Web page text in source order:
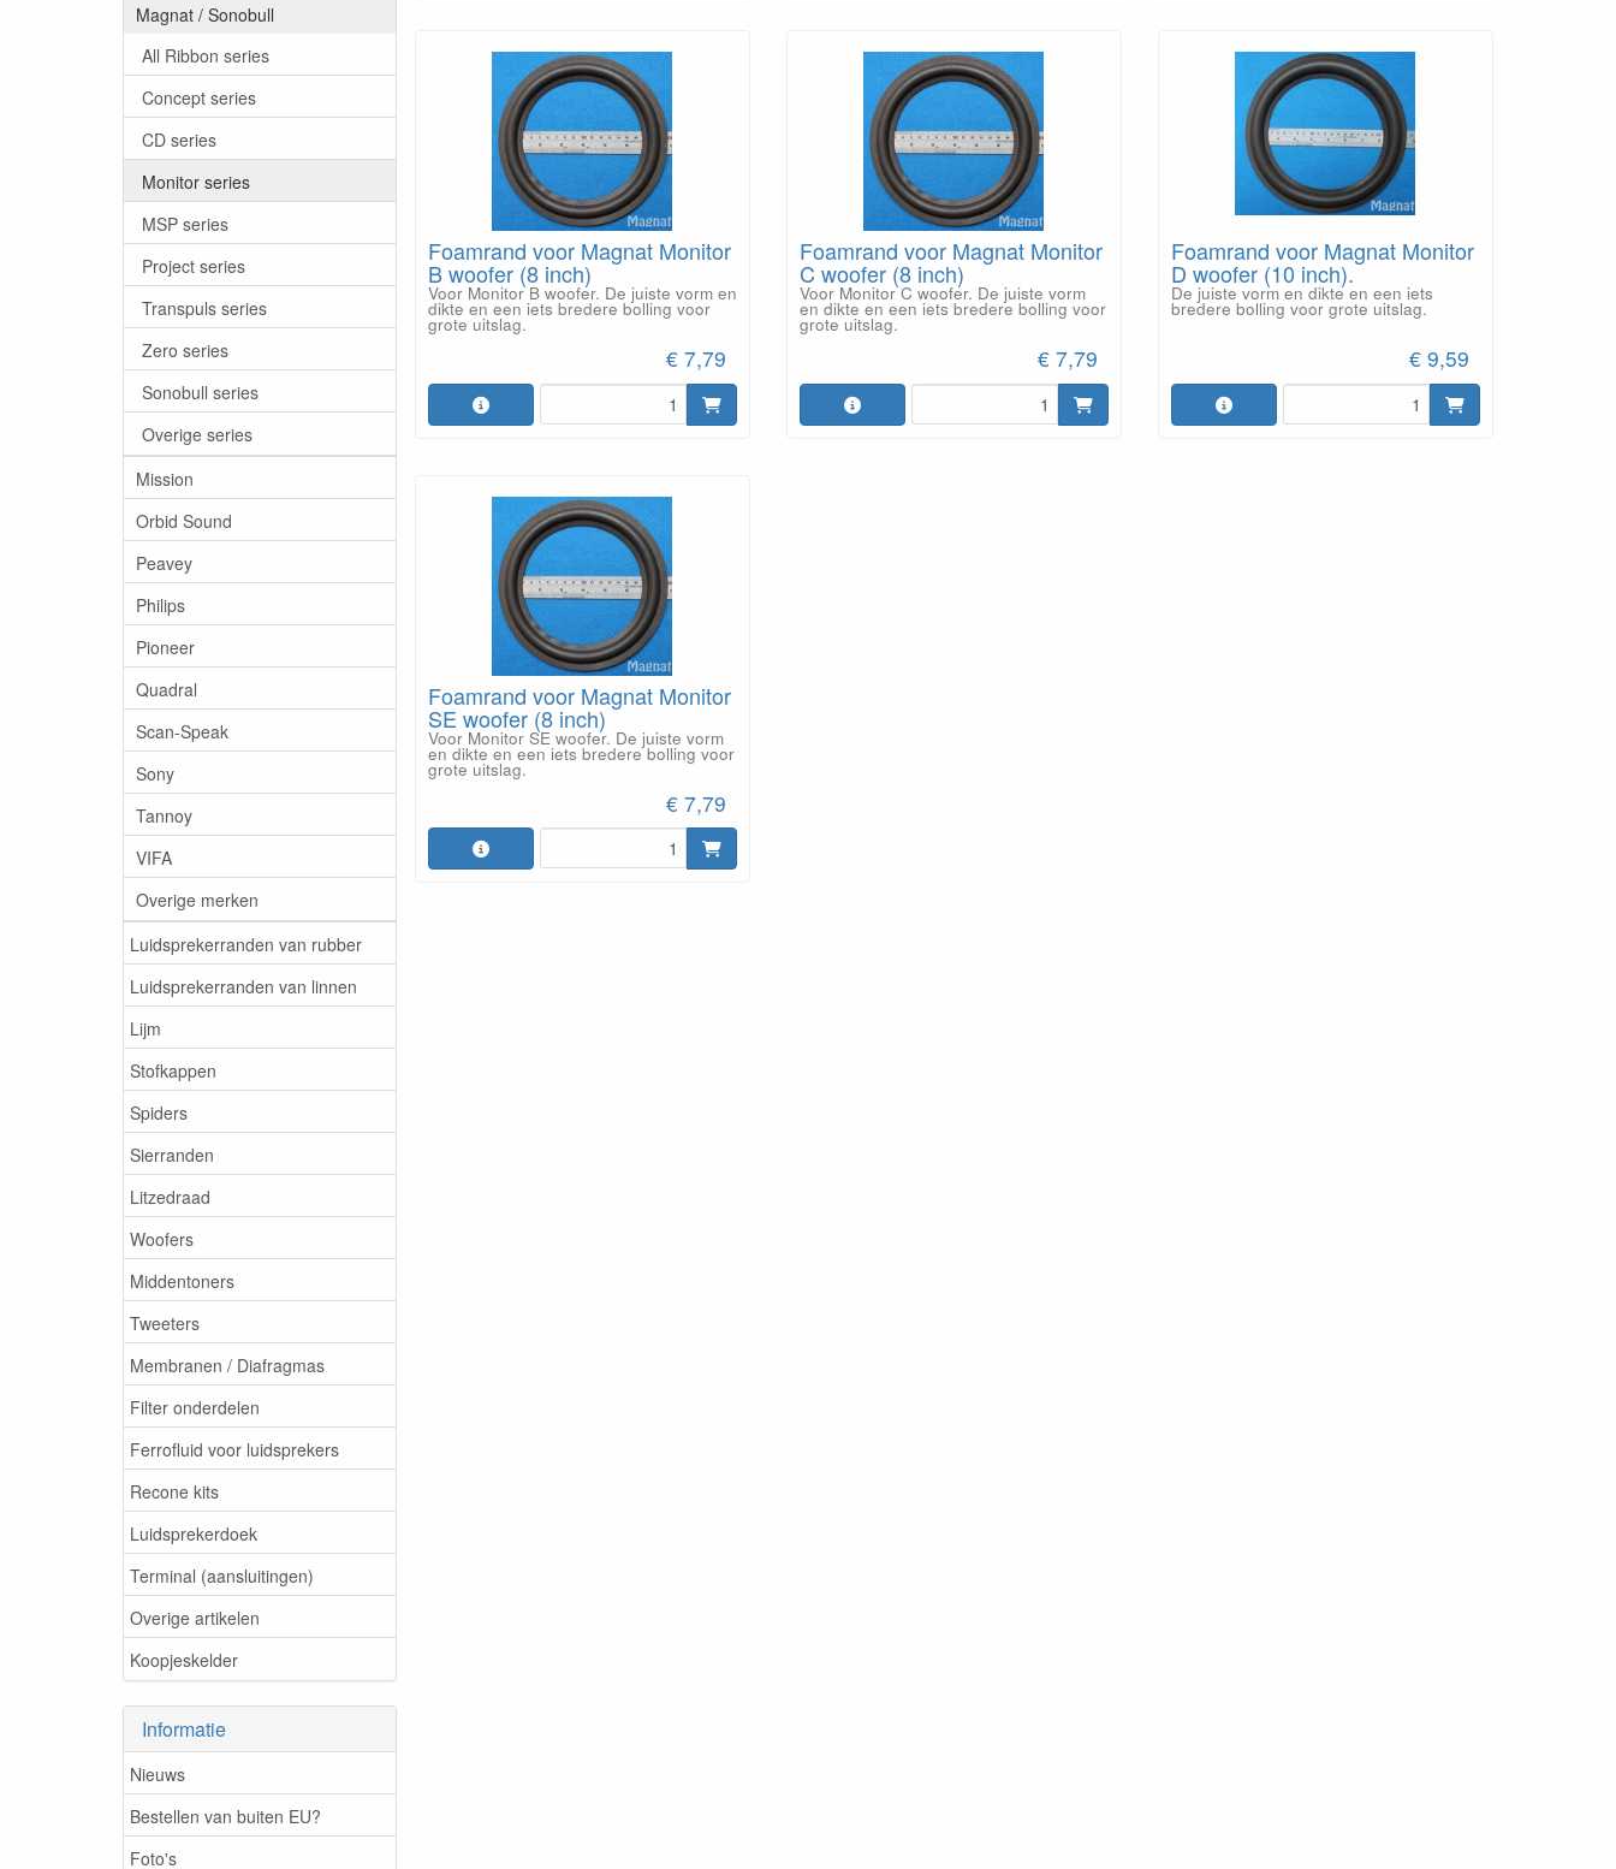
Magnat / Sonobull
All Ribbon series
Concept series
CD series
Monitor series
MSP series
Project series
Transpuls series
Zero series
Sonobull series
Overige series
Mission
Orbid Sound
Peavey
Philips
Pioneer
Quadral
Scan-Speak
Sony
Tannoy
VIFA
Overige merken
Luidsprekerranden van rubber
Luidsprekerranden van linnen
Lijm
Stofkappen
Spiders
Sierranden
Litzedraad
Woofers
Middentoners
Tweeters
Membranen / Diafragmas
Filter onderdelen
Ferrofluid voor luidsprekers
Recone kits
Luidsprekerdoek
Terminal (aansluitingen)
Overige artikelen
Koopjeskelder
Informatie
Nieuws
Bestellen van buiten EU?
Foto's
Foamrand voor Magnat Monitor
B woofer (8 inch)
Voor Monitor B woofer. De juiste vorm en
dikte en een iets bredere bolling voor
grote uitslag.
€ 7,79
Foamrand voor Magnat Monitor
C woofer (8 inch)
Voor Monitor C woofer. De juiste vorm
en dikte en een iets bredere bolling voor
grote uitslag.
€ 7,79
Foamrand voor Magnat Monitor
D woofer (10 inch).
De juiste vorm en dikte en een iets
bredere bolling voor grote uitslag.
€ 9,59
Foamrand voor Magnat Monitor
SE woofer (8 inch)
Voor Monitor SE woofer. De juiste vorm
en dikte en een iets bredere bolling voor
grote uitslag.
€ 7,79